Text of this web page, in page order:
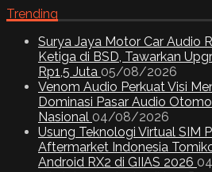
Trending
Surya Jaya Motor Car Audio
Ketiga di BSD, Tawarkan
Rp1,5 Juta 05/08/2026
Venom Audio Perkuat Visi
Dominasi Pasar Audio
Nasional 04/08/2026
Usung Teknologi Virtual SIM
Aftermarket Indonesia
Android RX2 di GIIAS 2026